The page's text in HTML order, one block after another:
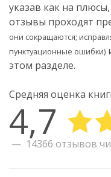
указав как на
отзывы проходят
они сокращаются;
пунктуационные ошибки)
этом разделе.
Средняя оценка
4,7
14366 отзывов